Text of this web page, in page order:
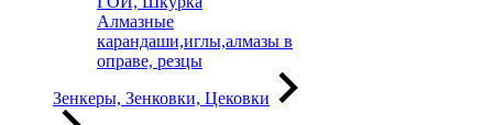
Алмазные
карандаши,иглы,алмазы в
оправе, резцы
Зенкеры, Зенковки, Цековки